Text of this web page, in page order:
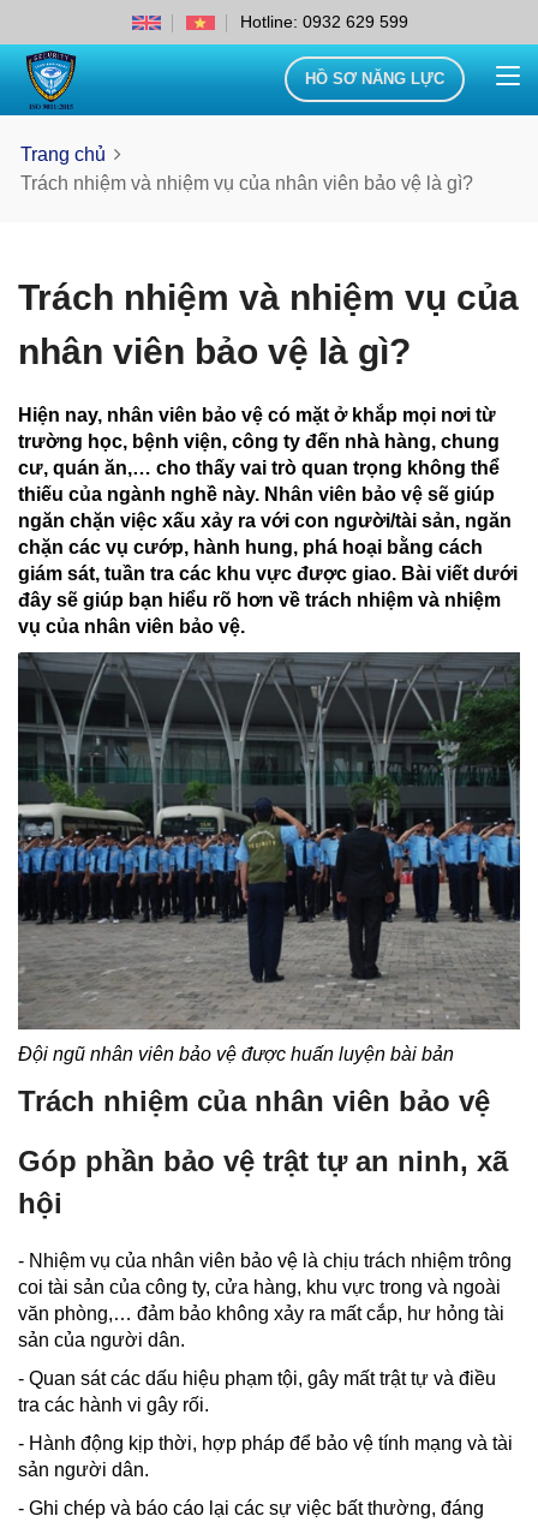
Hotline: 0932 629 599
HỒ SƠ NĂNG LỰC
Trang chủ
Trách nhiệm và nhiệm vụ của nhân viên bảo vệ là gì?
Trách nhiệm và nhiệm vụ của
nhân viên bảo vệ là gì?
Hiện nay, nhân viên bảo vệ có mặt ở khắp mọi nơi từ
trường học, bệnh viện, công ty đến nhà hàng, chung
cư, quán ăn,… cho thấy vai trò quan trọng không thể
thiếu của ngành nghề này. Nhân viên bảo vệ sẽ giúp
ngăn chặn việc xấu xảy ra với con người/tài sản, ngăn
chặn các vụ cướp, hành hung, phá hoại bằng cách
giám sát, tuần tra các khu vực được giao. Bài viết dưới
đây sẽ giúp bạn hiểu rõ hơn về trách nhiệm và nhiệm
vụ của nhân viên bảo vệ.
Đội ngũ nhân viên bảo vệ được huấn luyện bài bản
Trách nhiệm của nhân viên bảo vệ
Góp phần bảo vệ trật tự an ninh, xã
hội
- Nhiệm vụ của nhân viên bảo vệ là chịu trách nhiệm trông
coi tài sản của công ty, cửa hàng, khu vực trong và ngoài
văn phòng,… đảm bảo không xảy ra mất cắp, hư hỏng tài
sản của người dân.
- Quan sát các dấu hiệu phạm tội, gây mất trật tự và điều
tra các hành vi gây rối.
- Hành động kịp thời, hợp pháp để bảo vệ tính mạng và tài
sản người dân.
- Ghi chép và báo cáo lại các sự việc bất thường, đáng